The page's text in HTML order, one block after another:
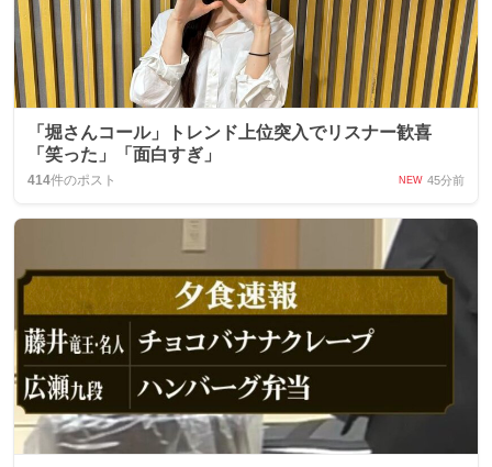
「堀さんコール」トレンド上位突入でリスナー歓喜
「笑った」「面白すぎ」
414件のポスト NEW 45分前